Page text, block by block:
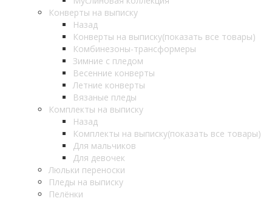
Конверты на выписку
Назад
Конверты на выписку(показать все товары)
Комбинезоны-трансформеры
Зимние с пледом
Весенние конверты
Летние конверты
Вязаные пледы
Комплекты на выписку
Назад
Комплекты на выписку(показать все товары)
Для мальчиков
Для девочек
Люльки переноски
Пледы на выписку
Пелёнки